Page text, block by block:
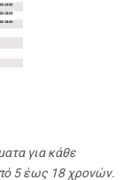
για κάθε
5 έως 18 χρονών.